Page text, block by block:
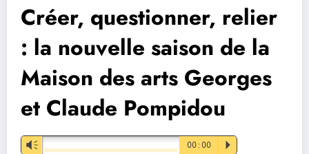
Créer, questionner, relier
: la nouvelle saison de la
Maison des arts Georges
et Claude Pompidou
Vm 00:00 P